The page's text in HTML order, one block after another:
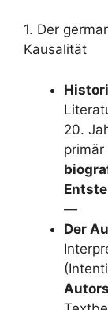
1. Der
Kausalität
20.
primär
—
Der
Autors